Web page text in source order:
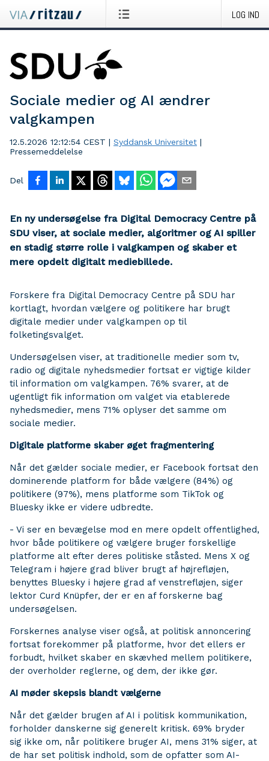
LOG IND
Sociale medier og AI ændrer
valgkampen
12.5.2026 12:12:54 CEST | Syddansk Universitet |
Pressemeddelelse
Del
En ny undersøgelse fra Digital Democracy Centre på
SDU viser, at sociale medier, algoritmer og AI spiller
en stadig større rolle i valgkampen og skaber et
mere opdelt digitalt mediebillede.
Forskere fra Digital Democracy Centre på SDU har
kortlagt, hvordan vælgere og politikere har brugt
digitale medier under valgkampen op til
folketingsvalget.
Undersøgelsen viser, at traditionelle medier som tv,
radio og digitale nyhedsmedier fortsat er vigtige kilder
til information om valgkampen. 76% svarer, at de
ugentligt fik information om valget via etablerede
nyhedsmedier, mens 71% oplyser det samme om
sociale medier.
Digitale platforme skaber øget fragmentering
Når det gælder sociale medier, er Facebook fortsat den
dominerende platform for både vælgere (84%) og
politikere (97%), mens platforme som TikTok og
Bluesky ikke er videre udbredte.
- Vi ser en bevægelse mod en mere opdelt offentlighed,
hvor både politikere og vælgere bruger forskellige
platforme alt efter deres politiske ståsted. Mens X og
Telegram i højere grad bliver brugt af højrefløjen,
benyttes Bluesky i højere grad af venstrefløjen, siger
lektor Curd Knüpfer, der er en af forskerne bag
undersøgelsen.
Forskernes analyse viser også, at politisk annoncering
fortsat forekommer på platforme, hvor det ellers er
forbudt, hvilket skaber en skævhed mellem politikere,
der overholder reglerne, og dem, der ikke gør.
AI møder skepsis blandt vælgerne
Når det gælder brugen af AI i politisk kommunikation,
forholder danskerne sig generelt kritisk. 69% bryder
sig ikke om, når politikere bruger AI, mens 31% siger, at
de har set politisk indhold, som de opfatter som AI-